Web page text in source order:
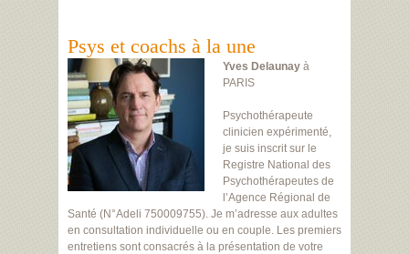
Psys et coachs à la une
Yves Delaunay à
PARIS
Psychothérapeute
clinicien expérimenté,
je suis inscrit sur le
Registre National des
Psychothérapeutes de
l’Agence Régional de
Santé (N°Adeli 750009755). Je m’adresse aux adultes
en consultation individuelle ou en couple. Les premiers
entretiens sont consacrés à la présentation de votre